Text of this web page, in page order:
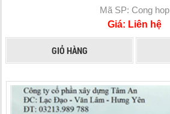
Mã SP: Cong hop
Giá: Liên hệ
GIỎ HÀNG